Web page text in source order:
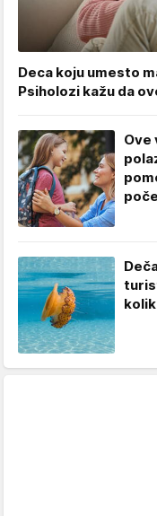
Deca koju umesto
Psiholozi kažu da
Ove